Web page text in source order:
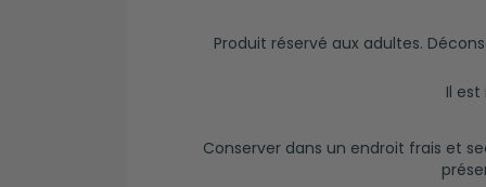
Produit réservé aux adultes.
Il
Conserver dans un endroit frais et